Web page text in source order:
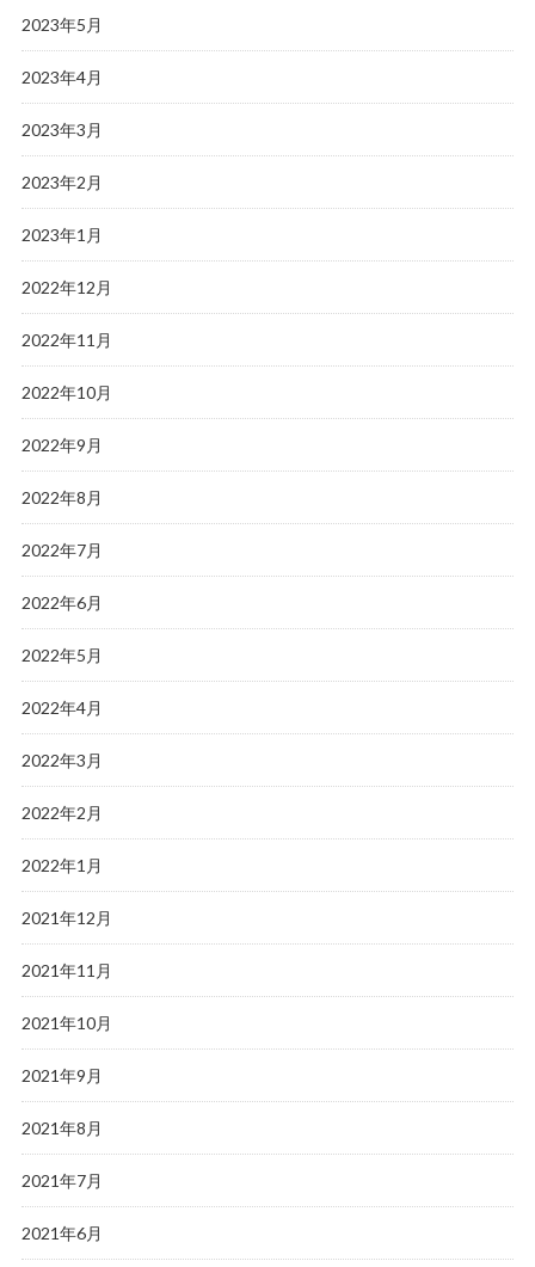
2023年5月
2023年4月
2023年3月
2023年2月
2023年1月
2022年12月
2022年11月
2022年10月
2022年9月
2022年8月
2022年7月
2022年6月
2022年5月
2022年4月
2022年3月
2022年2月
2022年1月
2021年12月
2021年11月
2021年10月
2021年9月
2021年8月
2021年7月
2021年6月